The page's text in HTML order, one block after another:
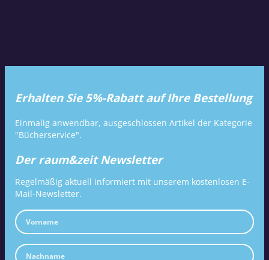
Erhalten Sie 5%-Rabatt auf Ihre Bestellung
Einmalig anwendbar, ausgeschlossen Artikel der Kategorie
"Bücherservice".
Der raum&zeit Newsletter
Regelmäßig aktuell informiert mit unserem kostenlosen E-
Mail-Newsletter.